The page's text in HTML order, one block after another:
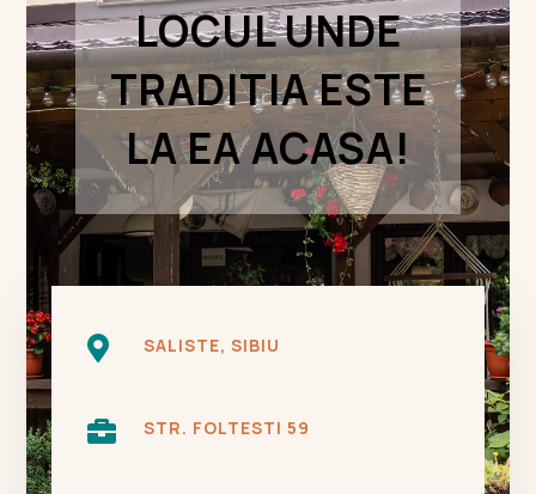
LOCUL UNDE
TRADITIA ESTE
LA EA ACASA!
 SALISTE, SIBIU
 STR. FOLTESTI 59